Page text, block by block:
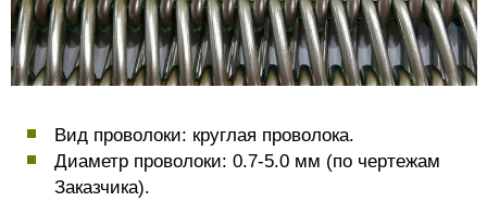
Вид проволоки: круглая проволока.
Диаметр проволоки: 0.7-5.0 мм (по чертежам
Заказчика).